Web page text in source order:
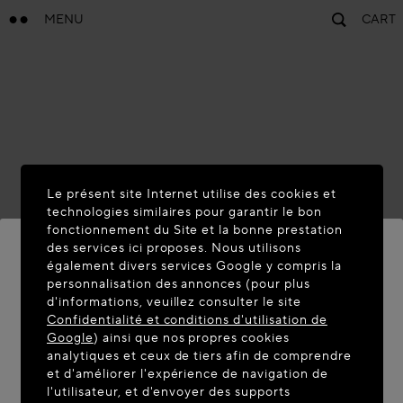
MENU CART
BIENVENUE SUR MAISON-
ALAIA.COM
Vous semblez être dans le pays suivant : United
States. Souhaitez-vous mettre à jour votre
localisation ?
Le présent site Internet utilise des cookies et
technologies similaires pour garantir le bon
fonctionnement du Site et la bonne prestation
des services ici proposes. Nous utilisons
également divers services Google y compris la
personnalisation des annonces (pour plus
d'informations, veuillez consulter le site
Confidentialité et conditions d'utilisation de
Google) ainsi que nos propres cookies
analytiques et ceux de tiers afin de comprendre
et d'améliorer l'expérience de navigation de
l'utilisateur, et d'envoyer des supports